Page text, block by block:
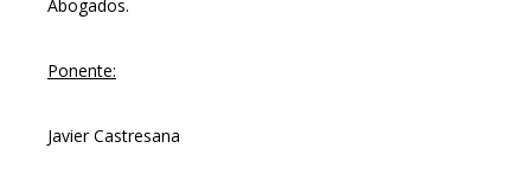
Abogados.
Ponente:
Javier Castresana